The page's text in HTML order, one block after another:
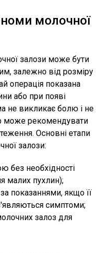
молочної
залози може бути
залежно від розміру
операція показана
або при появі
не викликає болю і не
може рекомендувати
Основні етапи
залози:
без необхідності
малих пухлин);
показаннями, якщо її
симптоми;
залоз для